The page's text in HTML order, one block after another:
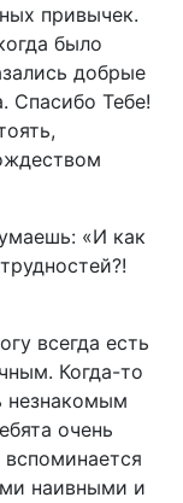
привычек.
было
добрые
Спасибо Тебе!
«И как
всегда есть
Когда-то
незнакомым
очень
наивными и